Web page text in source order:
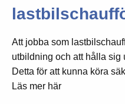
Att jobba som
utbildning och att hålla sig
Detta för att kunna köra
Läs mer här